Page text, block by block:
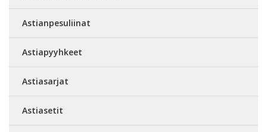
Astianpesuliinat
Astiapyyhkeet
Astiasarjat
Astiasetit